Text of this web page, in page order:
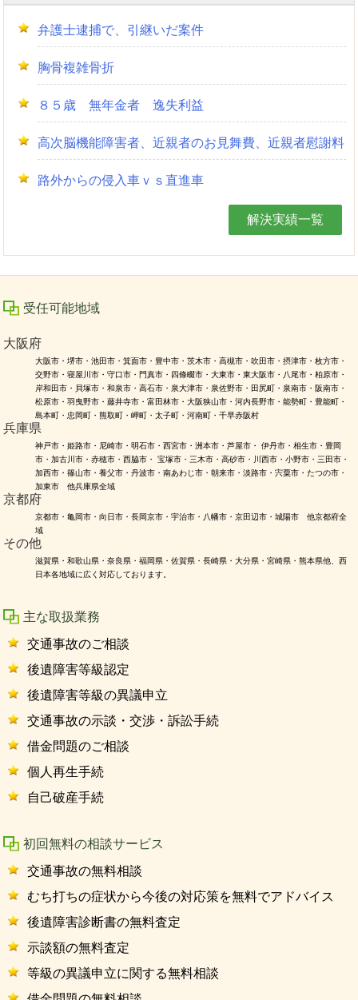
弁護士逮捕で、引継いだ案件
胸骨複雑骨折
８５歳 無年金者 逸失利益
高次脳機能障害者、近親者のお見舞費、近親者慰謝料
路外からの侵入車ｖｓ直進車
解決実績一覧
受任可能地域
大阪府
大阪市・堺市・池田市・箕面市・豊中市・茨木市・高槻市・吹田市・摂津市・枚方市・
交野市・寝屋川市・守口市・門真市・四條畷市・大東市・東大阪市・八尾市・柏原市・
岸和田市・貝塚市・和泉市・高石市・泉大津市・泉佐野市・田尻町・泉南市・阪南市・
松原市・羽曳野市・藤井寺市・富田林市・大阪狭山市・河内長野市・能勢町・豊能町・
島本町・忠岡町・熊取町・岬町・太子町・河南町・千早赤阪村
兵庫県
神戸市・姫路市・尼崎市・明石市・西宮市・洲本市・芦屋市・ 伊丹市・相生市・豊岡
市・加古川市・赤穂市・西脇市・ 宝塚市・三木市・高砂市・川西市・小野市・三田市・
加西市・篠山市・養父市・丹波市・南あわじ市・朝来市・淡路市・宍粟市・たつの市・
加東市 他兵庫県全域
京都府
京都市・亀岡市・向日市・長岡京市・宇治市・八幡市・京田辺市・城陽市 他京都府全
域
その他
滋賀県・和歌山県・奈良県・福岡県・佐賀県・長崎県・大分県・宮崎県・熊本県他、西
日本各地域に広く対応しております。
主な取扱業務
交通事故のご相談
後遺障害等級認定
後遺障害等級の異議申立
交通事故の示談・交渉・訴訟手続
借金問題のご相談
個人再生手続
自己破産手続
初回無料の相談サービス
交通事故の無料相談
むち打ちの症状から今後の対応策を無料でアドバイス
後遺障害診断書の無料査定
示談額の無料査定
等級の異議申立に関する無料相談